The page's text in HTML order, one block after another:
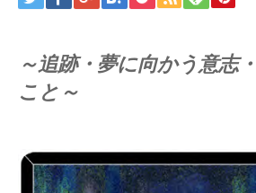
～追跡・夢に向かう意志
こと～
ハワイアン・スピリチュアルタロット
お問い合わせ